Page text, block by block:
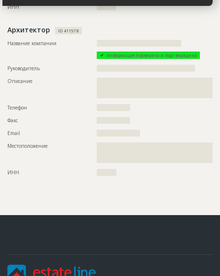
ИНН
??????????
Архитектор ID 411578
Название компании
Информация проверена и подтверждена
Руководитель
Описание
Телефон
Факс
Email
Местоположение
ИНН